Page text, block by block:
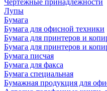
Чертежные принадлежности
Лупы
Бумага
Бумага для офисной техники
Бумага для принтеров и
Бумага для принтеров и
Бумага писчая
Бумага для факса
Бумага специальная
Бумажная продукция для